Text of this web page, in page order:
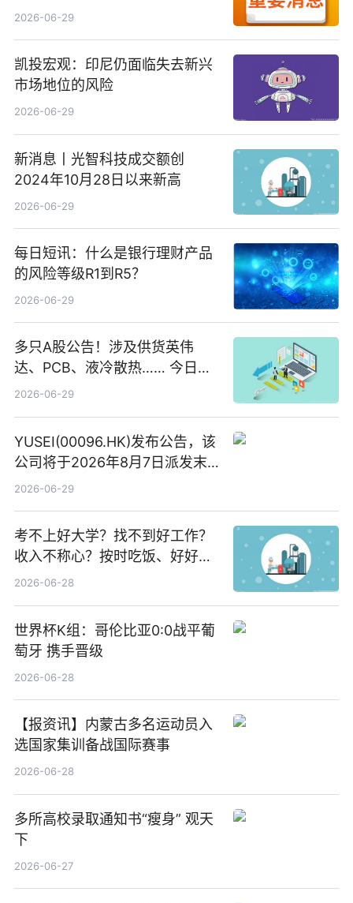
备案公示剧目197部
2026-06-29
凯投宏观：印尼仍面临失去新兴
市场地位的风险
2026-06-29
新消息丨光智科技成交额创
2024年10月28日以来新高
2026-06-29
每日短讯：什么是银行理财产品
的风险等级R1到R5？
2026-06-29
多只A股公告！涉及供货英伟
达、PCB、液冷散热…… 今日快
讯
2026-06-29
YUSEI(00096.HK)发布公告，该
公司将于2026年8月7日派发末
期股息每股人民币0.013元 每日
2026-06-29
考不上好大学？找不到好工作？
收入不称心？按时吃饭、好好睡
觉
2026-06-28
世界杯K组：哥伦比亚0:0战平葡
萄牙 携手晋级
2026-06-28
【报资讯】内蒙古多名运动员入
选国家集训备战国际赛事
2026-06-28
多所高校录取通知书“瘦身” 观天
下
2026-06-27